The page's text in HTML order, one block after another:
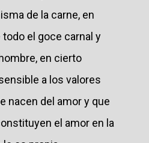
de la carne, en
el goce carnal y
en cierto
a los valores
nacen del amor y que
el amor en la